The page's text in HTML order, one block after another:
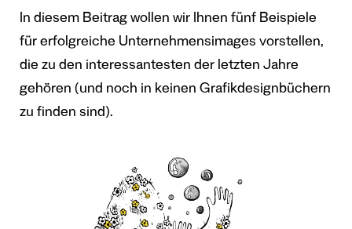
In diesem Beitrag wollen wir Ihnen fünf Beispiele
für erfolgreiche Unternehmensimages vorstellen,
die zu den interessantesten der letzten Jahre
gehören (und noch in keinen Grafikdesignbüchern
zu finden sind).